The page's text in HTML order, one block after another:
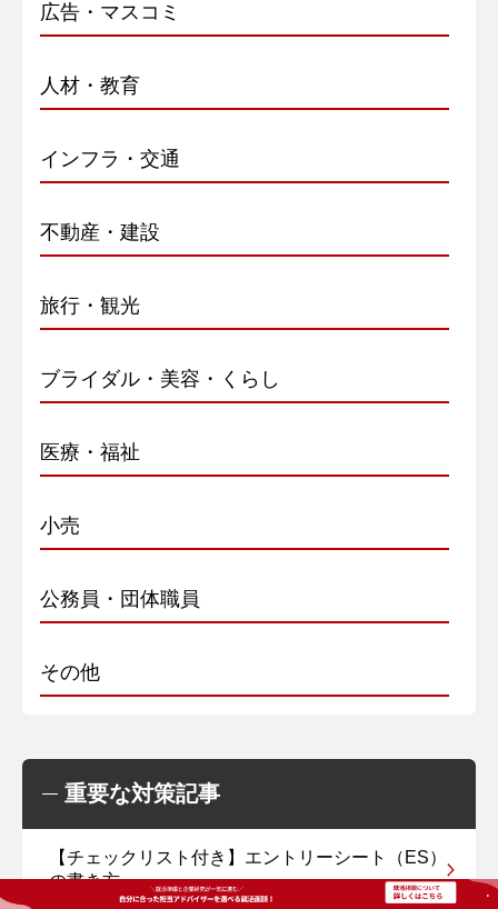
広告・マスコミ
人材・教育
インフラ・交通
不動産・建設
旅行・観光
ブライダル・美容・くらし
医療・福祉
小売
公務員・団体職員
その他
重要な対策記事
【チェックリスト付き】エントリーシート（ES）
の書き方